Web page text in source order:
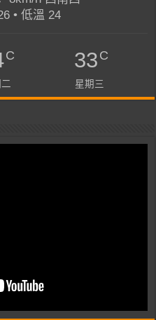
• 低溫 24
C 33C
星期三